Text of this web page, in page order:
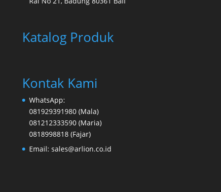
Katalog Produk
Kontak Kami
WhatsApp:
081929391980(Mala)
081212333590(Maria)
0818998818(Fajar)
Email: sales@arlion.co.id